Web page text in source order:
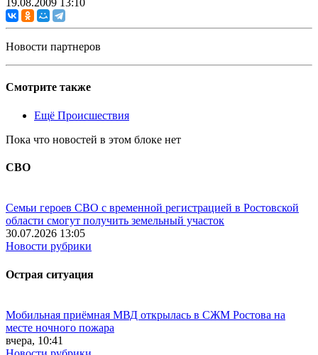
19.08.2009 13:10
Новости партнеров
Смотрите также
Ещё Происшествия
Пока что новостей в этом блоке нет
СВО
Семьи героев СВО с временной регистрацией в Ростовской
области смогут получить земельный участок
30.07.2026 13:05
Новости рубрики
Острая ситуация
Мобильная приёмная МВД открылась в СЖМ Ростова на
месте ночного пожара
вчера, 10:41